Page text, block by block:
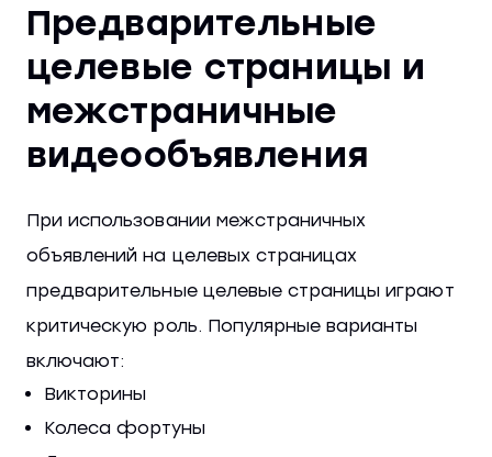
Предварительные
целевые страницы и
межстраничные
видеообъявления
При использовании межстраничных
объявлений на целевых страницах
предварительные целевые страницы играют
критическую роль. Популярные варианты
включают:
Викторины
Колеса фортуны